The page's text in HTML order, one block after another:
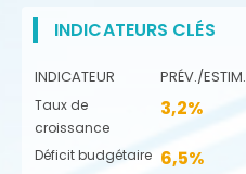
INDICATEURS CLÉS
INDICATEUR PRÉV./ESTIM.
Taux de
croissance
3,2%
Déficit budgétaire 6,5%